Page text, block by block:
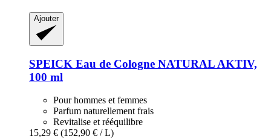
Ajouter
SPEICK Eau de Cologne NATURAL AKTIV,
100 ml
Pour hommes et femmes
Parfum naturellement frais
Revitalise et rééquilibre
15,29 € (152,90 € / L)